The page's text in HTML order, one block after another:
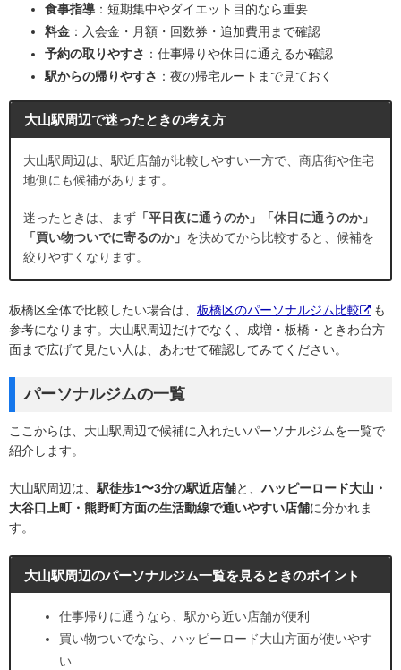
食事指導 ：短期集中やダイエット目的なら重要
料金 ：入会金・月額・回数券・追加費用まで確認
予約の取りやすさ ：仕事帰りや休日に通えるか確認
駅からの帰りやすさ ：夜の帰宅ルートまで見ておく
大山駅周辺で迷ったときの考え方
大山駅周辺は、駅近店舗が比較しやすい一方で、商店街や住宅
地側にも候補があります。
迷ったときは、まず 「平日夜に通うのか」「休日に通うのか」
「買い物ついでに寄るのか」 を決めてから比較すると、候補を
絞りやすくなります。
板橋区全体で比較したい場合は、 板橋区のパーソナルジム比較
も
参考になります。大山駅周辺だけでなく、成増・板橋・ときわ台方
面まで広げて見たい人は、あわせて確認してみてください。
パーソナルジムの一覧
ここからは、大山駅周辺で候補に入れたいパーソナルジムを一覧で
紹介します。
大山駅周辺は、 駅徒歩1〜3分の駅近店舗と、ハッピーロード大山・
大谷口上町・熊野町方面の生活動線で通いやすい店舗に分かれま
す。
大山駅周辺のパーソナルジム一覧を見るときのポイント
仕事帰りに通うなら、駅から近い店舗が便利
買い物ついでなら、ハッピーロード大山方面が使いやす
い